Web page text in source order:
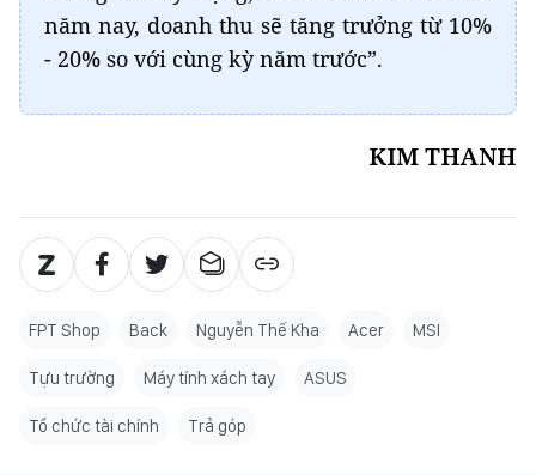
năm nay, doanh thu sẽ tăng trưởng từ 10%
- 20% so với cùng kỳ năm trước”.
KIM THANH
FPT Shop Back Nguyễn Thế Kha Acer MSI
Tựu trường Máy tính xách tay ASUS
Tổ chức tài chính Trả góp